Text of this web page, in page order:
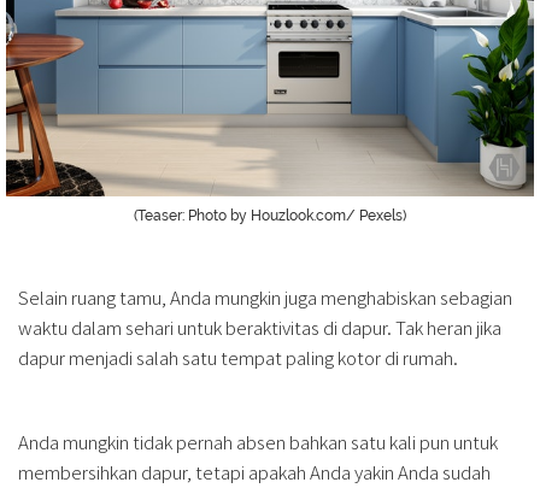
(Teaser: Photo by Houzlook.com/ Pexels)
Selain ruang tamu, Anda mungkin juga menghabiskan sebagian
waktu dalam sehari untuk beraktivitas di dapur. Tak heran jika
dapur menjadi salah satu tempat paling kotor di rumah.
Anda mungkin tidak pernah absen bahkan satu kali pun untuk
membersihkan dapur, tetapi apakah Anda yakin Anda sudah